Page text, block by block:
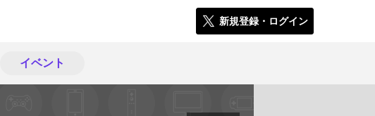
新規登録・ログイン
イベント